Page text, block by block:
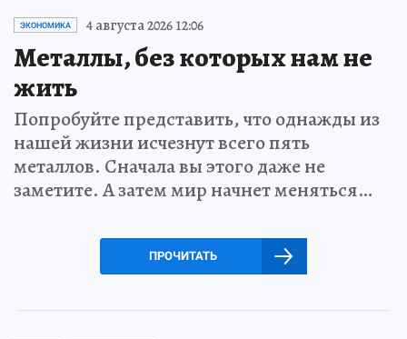
ЭКОНОМИКА 4 августа 2026 12:06
Металлы, без которых нам не
жить
Попробуйте представить, что однажды из
нашей жизни исчезнут всего пять
металлов. Сначала вы этого даже не
заметите. А затем мир начнет меняться…
ПРОЧИТАТЬ